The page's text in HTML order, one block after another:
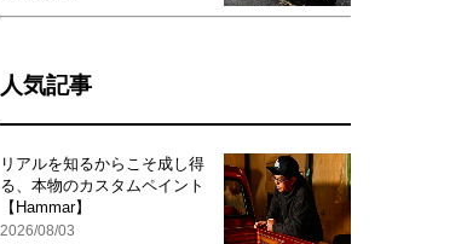
人気記事
リアルを知るからこそ成し得
る、本物のカスタムペイント
【Hammar】
2026/08/03